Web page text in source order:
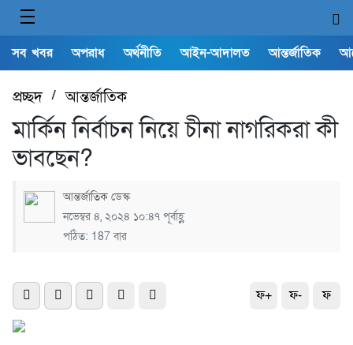
সব খবর অপরাধ অর্থনীতি আইন-আদালত আন্তর্জাতিক
প্রচ্ছদ/আন্তর্জাতিক
মার্কিন নির্বাচন নিয়ে চীনা নাগরিকরা কী
ভাবছেন?
আন্তর্জাতিক ডেস্ক
নভেম্বর ৪, ২০২৪ ১০:৪৭ পূর্বাহ্ণ
পঠিত: 187 বার
ফ+ ফ- ফ